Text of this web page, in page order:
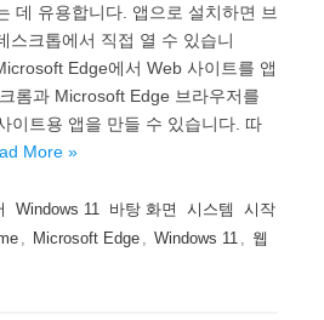
데 유용합니다. 앱으로 설치하면 브
스크톱에서 직접 열 수 있습니
Edge에서 Web 사이트를 앱
롬과 Microsoft Edge 브라우저를
이트용 앱을 만들 수 있습니다. 따
More »
Windows 11 바탕 화면 시스템
시작
Microsoft Edge Windows 11
웹